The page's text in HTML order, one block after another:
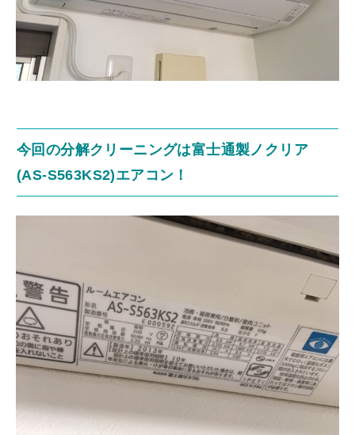
今回の分解クリーニングは富士通製ノクリア
(AS‐S563KS2)エアコン！